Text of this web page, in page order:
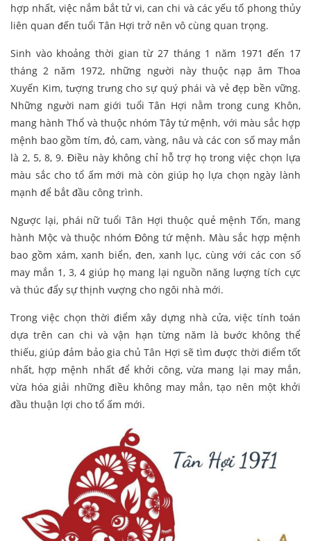
hợp nhất, việc nắm bắt tử vi, can chi và các yếu tố phong thủy
liên quan đến tuổi Tân Hợi trở nên vô cùng quan trọng.
Sinh vào khoảng thời gian từ 27 tháng 1 năm 1971 đến 17
tháng 2 năm 1972, những người này thuộc nạp âm Thoa
Xuyến Kim, tượng trưng cho sự quý phái và vẻ đẹp bền vững.
Những người nam giới tuổi Tân Hợi nằm trong cung Khôn,
mang hành Thổ và thuộc nhóm Tây tứ mệnh, với màu sắc hợp
mệnh bao gồm tím, đỏ, cam, vàng, nâu và các con số may mắn
là 2, 5, 8, 9. Điều này không chỉ hỗ trợ họ trong việc chọn lựa
màu sắc cho tổ ấm mới mà còn giúp họ lựa chọn ngày lành
mạnh để bắt đầu công trình.
Ngược lại, phái nữ tuổi Tân Hợi thuộc quẻ mệnh Tốn, mang
hành Mộc và thuộc nhóm Đông tứ mệnh. Màu sắc hợp mệnh
bao gồm xám, xanh biển, đen, xanh lục, cùng với các con số
may mắn 1, 3, 4 giúp họ mang lại nguồn năng lượng tích cực
và thúc đẩy sự thịnh vượng cho ngôi nhà mới.
Trong việc chọn thời điểm xây dựng nhà cửa, việc tính toán
dựa trên can chi và vận hạn từng năm là bước không thể
thiếu, giúp đảm bảo gia chủ Tân Hợi sẽ tìm được thời điểm tốt
nhất, hợp mệnh nhất để khởi công, vừa mang lại may mắn,
vừa hóa giải những điều không may mắn, tạo nên một khởi
đầu thuận lợi cho tổ ấm mới.